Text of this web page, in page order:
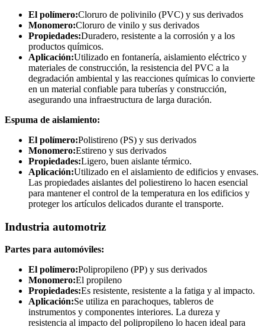
El polímero:Cloruro de polivinilo (PVC) y sus derivados
Monomero:Cloruro de vinilo y sus derivados
Propiedades:Duradero, resistente a la corrosión y a los
productos químicos.
Aplicación:Utilizado en fontanería, aislamiento eléctrico y
materiales de construcción, la resistencia del PVC a la
degradación ambiental y las reacciones químicas lo convierte
en un material confiable para tuberías y construcción,
asegurando una infraestructura de larga duración.
Espuma de aislamiento:
El polímero:Polistireno (PS) y sus derivados
Monomero:Estireno y sus derivados
Propiedades:Ligero, buen aislante térmico.
Aplicación:Utilizado en el aislamiento de edificios y envases.
Las propiedades aislantes del poliestireno lo hacen esencial
para mantener el control de la temperatura en los edificios y
proteger los artículos delicados durante el transporte.
Industria automotriz
Partes para automóviles:
El polímero:Polipropileno (PP) y sus derivados
Monomero:El propileno
Propiedades:Es resistente, resistente a la fatiga y al impacto.
Aplicación:Se utiliza en parachoques, tableros de
instrumentos y componentes interiores. La dureza y
resistencia al impacto del polipropileno lo hacen ideal para